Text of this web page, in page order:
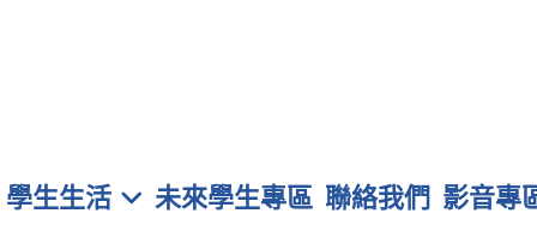
學生生活 未來學生專區 聯絡我們 影音專